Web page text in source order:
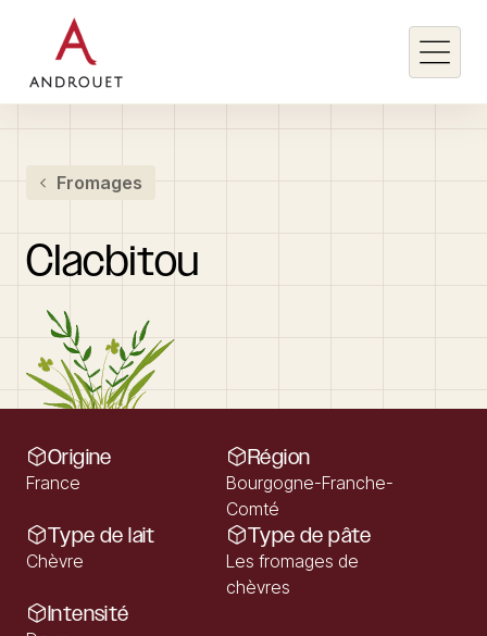
Rechercher un mot clé
Fromages
Clacbitou
Origine
France
Région
Bourgogne-Franche-
Comté
Type de lait
Chèvre
Type de pâte
Les fromages de
chèvres
Intensité